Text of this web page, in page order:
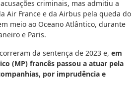
criminais, mas admitiu a
Air France e da Airbus pela queda do
meio ao Oceano Atlântico, durante
e Paris.
da sentença de 2023 e, em
(MP) francês passou a atuar pela
por imprudência e